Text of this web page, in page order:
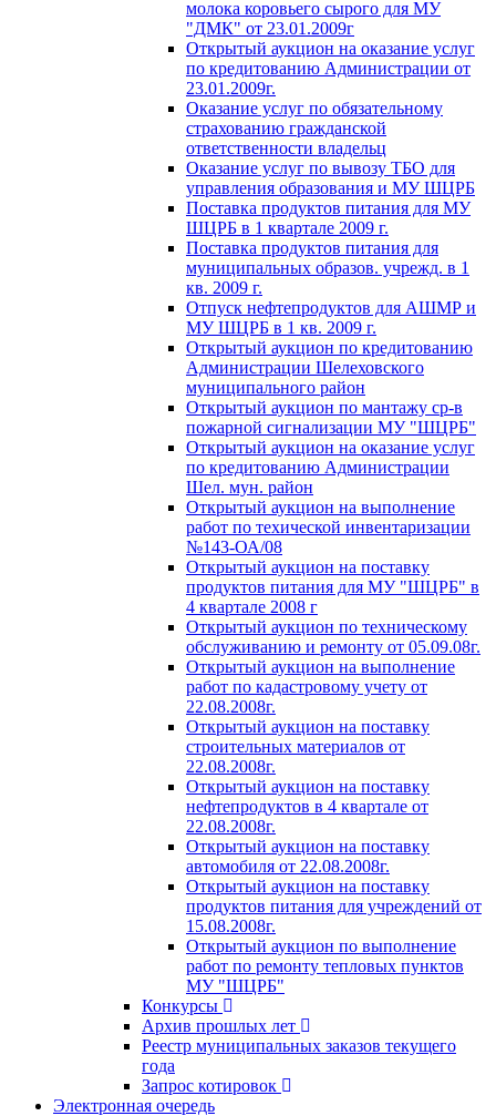
молока коровьего сырого для МУ
"ДМК" от 23.01.2009г
Открытый аукцион на оказание услуг
по кредитованию Администрации от
23.01.2009г.
Оказание услуг по обязательному
страхованию гражданской
ответственности владельц
Оказание услуг по вывозу ТБО для
управления образования и МУ ШЦРБ
Поставка продуктов питания для МУ
ШЦРБ в 1 квартале 2009 г.
Поставка продуктов питания для
муниципальных образов. учрежд. в 1
кв. 2009 г.
Отпуск нефтепродуктов для АШМР и
МУ ШЦРБ в 1 кв. 2009 г.
Открытый аукцион по кредитованию
Администрации Шелеховского
муниципального район
Открытый аукцион по мантажу ср-в
пожарной сигнализации МУ "ШЦРБ"
Открытый аукцион на оказание услуг
по кредитованию Администрации
Шел. мун. район
Открытый аукцион на выполнение
работ по техической инвентаризации
№143-ОА/08
Открытый аукцион на поставку
продуктов питания для МУ "ШЦРБ" в
4 квартале 2008 г
Открытый аукцион по техническому
обслуживанию и ремонту от 05.09.08г.
Открытый аукцион на выполнение
работ по кадастровому учету от
22.08.2008г.
Открытый аукцион на поставку
строительных материалов от
22.08.2008г.
Открытый аукцион на поставку
нефтепродуктов в 4 квартале от
22.08.2008г.
Открытый аукцион на поставку
автомобиля от 22.08.2008г.
Открытый аукцион на поставку
продуктов питания для учреждений от
15.08.2008г.
Открытый аукцион по выполнение
работ по ремонту тепловых пунктов
МУ "ШЦРБ"
Конкурсы
Архив прошлых лет
Реестр муниципальных заказов текущего
года
Запрос котировок
Электронная очередь